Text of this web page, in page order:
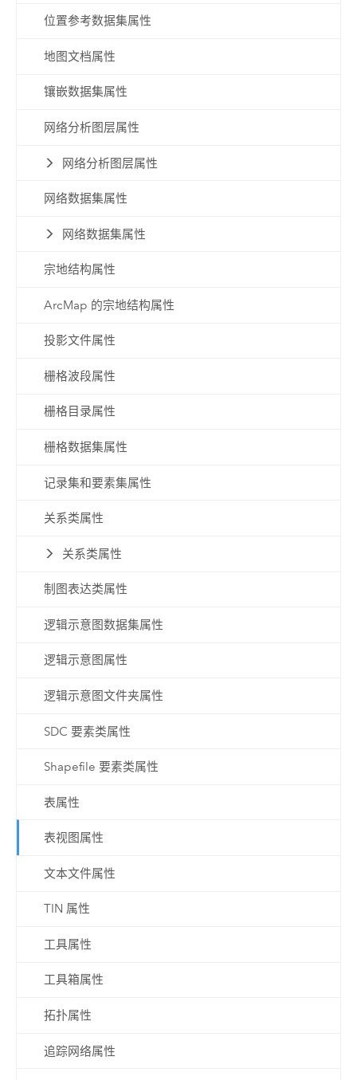
位置参考数据集属性
地图文档属性
镶嵌数据集属性
网络分析图层属性
网络分析图层属性
网络数据集属性
网络数据集属性
宗地结构属性
ArcMap 的宗地结构属性
投影文件属性
栅格波段属性
栅格目录属性
栅格数据集属性
记录集和要素集属性
关系类属性
关系类属性
制图表达类属性
逻辑示意图数据集属性
逻辑示意图属性
逻辑示意图文件夹属性
SDC 要素类属性
Shapefile 要素类属性
表属性
表视图属性
文本文件属性
TIN 属性
工具属性
工具箱属性
拓扑属性
追踪网络属性